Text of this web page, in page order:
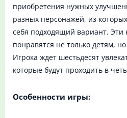
приобретения нужных
разных персонажей, из
себя подходящий вариант. Эти
понравятся не только детям,
Игрока ждет шестьдесят
которые будут проходить в
Особенности игры: